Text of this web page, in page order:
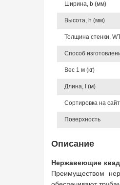
Ширина, b (мм)
Высота, h (мм)
Толщина стенки,
Способ
Вес 1 м (кг)
Длина, l (м)
Сортировка на
Поверхность
Описание
Нержавеющие
Преимуществом